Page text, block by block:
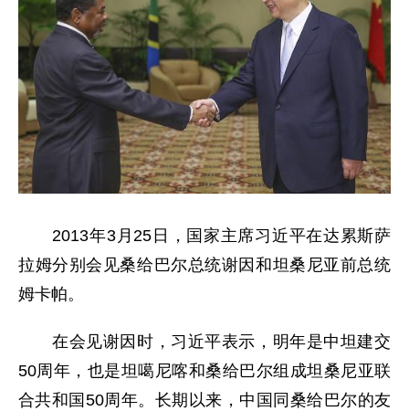
2013年3月25日，国家主席习近平在达累斯萨
拉姆分别会见桑给巴尔总统谢因和坦桑尼亚前总统
姆卡帕。
在会见谢因时，习近平表示，明年是中坦建交
50周年，也是坦噶尼喀和桑给巴尔组成坦桑尼亚联
合共和国50周年。长期以来，中国同桑给巴尔的友